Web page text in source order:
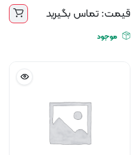
قیمت: تماس بگیرید
موجود